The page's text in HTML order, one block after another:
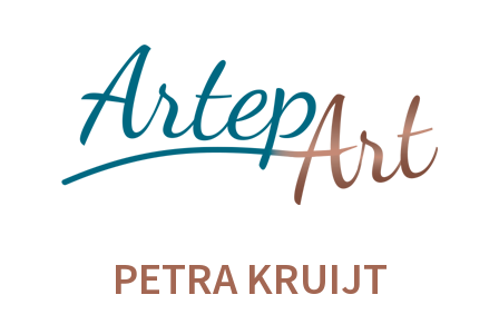
PETRA KRUIJT